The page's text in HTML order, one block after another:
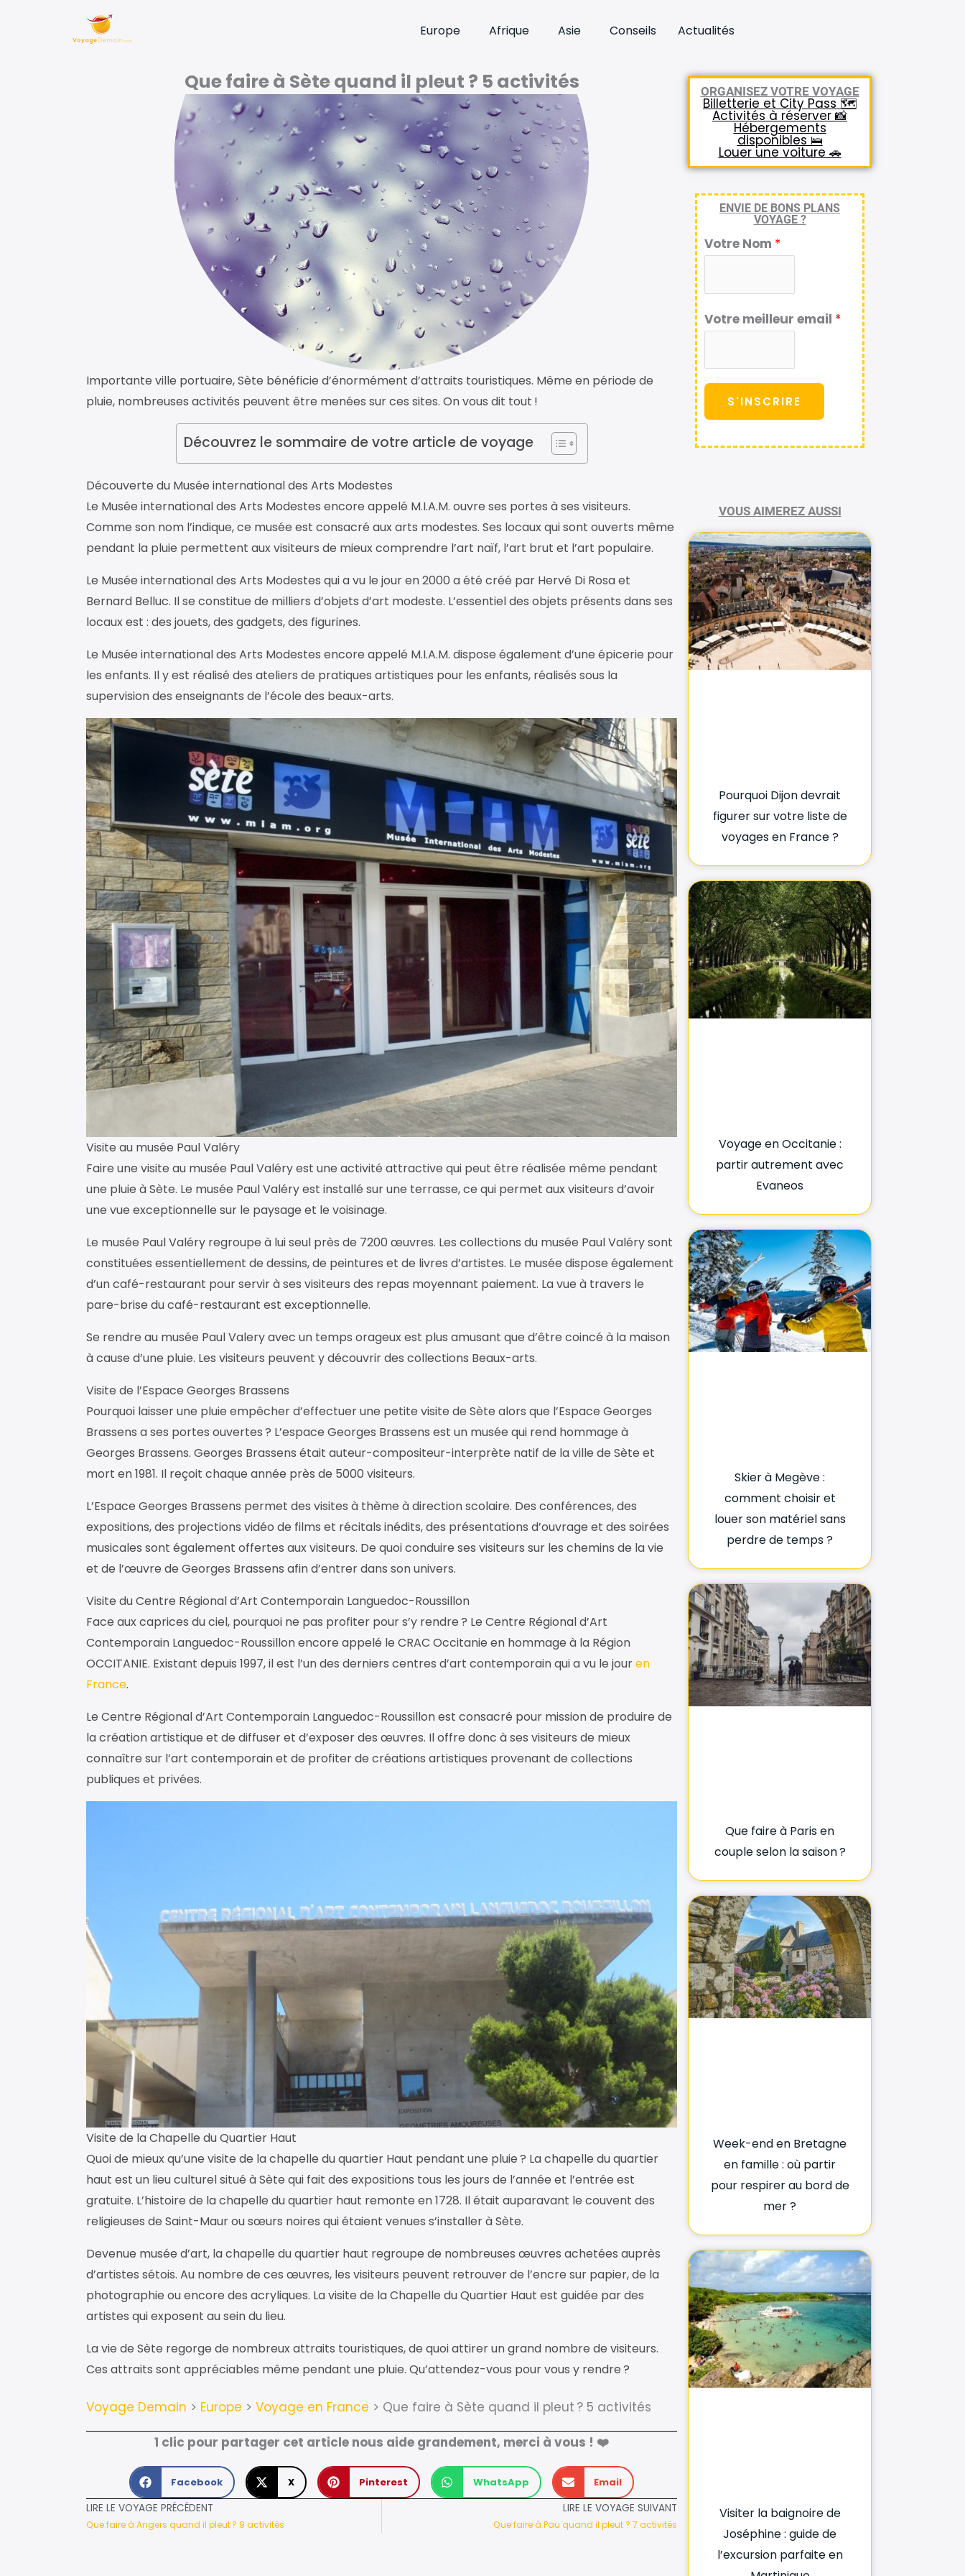
Europe Afrique Asie Conseils Actualités
Que faire à Sète quand il pleut ? 5 activités
Importante ville portuaire, Sète bénéficie d’énormément d’attraits touristiques. Même en période de
pluie, nombreuses activités peuvent être menées sur ces sites. On vous dit tout !
Découvrez le sommaire de votre article de voyage
Découverte du Musée international des Arts Modestes
Le Musée international des Arts Modestes encore appelé M.I.A.M. ouvre ses portes à ses visiteurs.
Comme son nom l’indique, ce musée est consacré aux arts modestes. Ses locaux qui sont ouverts même
pendant la pluie permettent aux visiteurs de mieux comprendre l’art naïf, l’art brut et l’art populaire.
Le Musée international des Arts Modestes qui a vu le jour en 2000 a été créé par Hervé Di Rosa et
Bernard Belluc. Il se constitue de milliers d’objets d’art modeste. L’essentiel des objets présents dans ses
locaux est : des jouets, des gadgets, des figurines.
Le Musée international des Arts Modestes encore appelé M.I.A.M. dispose également d’une épicerie pour
les enfants. Il y est réalisé des ateliers de pratiques artistiques pour les enfants, réalisés sous la
supervision des enseignants de l’école des beaux-arts.
Visite au musée Paul Valéry
Faire une visite au musée Paul Valéry est une activité attractive qui peut être réalisée même pendant
une pluie à Sète. Le musée Paul Valéry est installé sur une terrasse, ce qui permet aux visiteurs d’avoir
une vue exceptionnelle sur le paysage et le voisinage.
Le musée Paul Valéry regroupe à lui seul près de 7200 œuvres. Les collections du musée Paul Valéry sont
constituées essentiellement de dessins, de peintures et de livres d’artistes. Le musée dispose également
d’un café-restaurant pour servir à ses visiteurs des repas moyennant paiement. La vue à travers le
pare-brise du café-restaurant est exceptionnelle.
Se rendre au musée Paul Valery avec un temps orageux est plus amusant que d’être coincé à la maison
à cause d’une pluie. Les visiteurs peuvent y découvrir des collections Beaux-arts.
Visite de l’Espace Georges Brassens
Pourquoi laisser une pluie empêcher d’effectuer une petite visite de Sète alors que l’Espace Georges
Brassens a ses portes ouvertes ? L’espace Georges Brassens est un musée qui rend hommage à
Georges Brassens. Georges Brassens était auteur-compositeur-interprète natif de la ville de Sète et
mort en 1981. Il reçoit chaque année près de 5000 visiteurs.
L’Espace Georges Brassens permet des visites à thème à direction scolaire. Des conférences, des
expositions, des projections vidéo de films et récitals inédits, des présentations d’ouvrage et des soirées
musicales sont également offertes aux visiteurs. De quoi conduire ses visiteurs sur les chemins de la vie
et de l’œuvre de Georges Brassens afin d’entrer dans son univers.
Visite du Centre Régional d’Art Contemporain Languedoc-Roussillon
Face aux caprices du ciel, pourquoi ne pas profiter pour s’y rendre ? Le Centre Régional d’Art
Contemporain Languedoc-Roussillon encore appelé le CRAC Occitanie en hommage à la Région
OCCITANIE. Existant depuis 1997, il est l’un des derniers centres d’art contemporain qui a vu le jouren
France.
Le Centre Régional d’Art Contemporain Languedoc-Roussillon est consacré pour mission de produire de
la création artistique et de diffuser et d’exposer des œuvres. Il offre donc à ses visiteurs de mieux
connaître sur l’art contemporain et de profiter de créations artistiques provenant de collections
publiques et privées.
Visite de la Chapelle du Quartier Haut
Quoi de mieux qu’une visite de la chapelle du quartier Haut pendant une pluie ? La chapelle du quartier
haut est un lieu culturel situé à Sète qui fait des expositions tous les jours de l’année et l’entrée est
gratuite. L’histoire de la chapelle du quartier haut remonte en 1728. Il était auparavant le couvent des
religieuses de Saint-Maur ou sœurs noires qui étaient venues s’installer à Sète.
Devenue musée d’art, la chapelle du quartier haut regroupe de nombreuses œuvres achetées auprès
d’artistes sétois. Au nombre de ces œuvres, les visiteurs peuvent retrouver de l’encre sur papier, de la
photographie ou encore des acryliques. La visite de la Chapelle du Quartier Haut est guidée par des
artistes qui exposent au sein du lieu.
La vie de Sète regorge de nombreux attraits touristiques, de quoi attirer un grand nombre de visiteurs.
Ces attraits sont appréciables même pendant une pluie. Qu’attendez-vous pour vous y rendre ?
Voyage Demain > Europe > Voyage en France > Que faire à Sète quand il pleut ? 5 activités
1 clic pour partager cet article nous aide grandement, merci à vous ! ❤️
Facebook X Pinterest WhatsApp
Email
LIRE LE VOYAGE PRÉCÉDENT
Que faire à Angers quand il pleut ? 9 activités
LIRE LE VOYAGE SUIVANT
Que faire à Pau quand il pleut ? 7 activités
ORGANISEZ VOTRE VOYAGE
Billetterie et City Pass 🗺️
Activités à réserver 📸
Hébergements
disponibles 🛌
Louer une voiture 🚗
ENVIE DE BONS PLANS
VOYAGE ?
Votre Nom *
Votre meilleur email *
S'INSCRIRE
VOUS AIMEREZ AUSSI
Pourquoi Dijon devrait
figurer sur votre liste de
voyages en France ?
Voyage en Occitanie :
partir autrement avec
Evaneos
Skier à Megève :
comment choisir et
louer son matériel sans
perdre de temps ?
Que faire à Paris en
couple selon la saison ?
Week-end en Bretagne
en famille : où partir
pour respirer au bord de
mer ?
Visiter la baignoire de
Joséphine : guide de
l’excursion parfaite en